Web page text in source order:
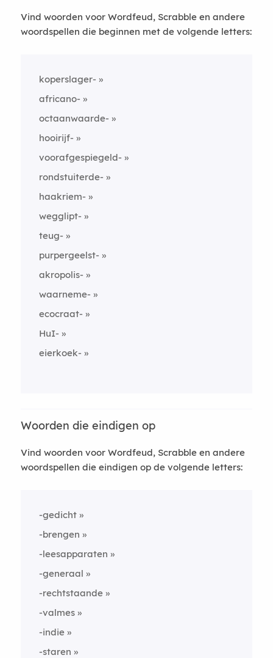
Vind woorden voor Wordfeud, Scrabble en andere
woordspellen die beginnen met de volgende letters:
koperslager-
africano-
octaanwaarde-
hooirijf-
voorafgespiegeld-
rondstuiterde-
haakriem-
wegglipt-
teug-
purpergeelst-
akropolis-
waarneme-
ecocraat-
HuI-
eierkoek-
Woorden die eindigen op
Vind woorden voor Wordfeud, Scrabble en andere
woordspellen die eindigen op de volgende letters:
-gedicht
-brengen
-leesapparaten
-generaal
-rechtstaande
-valmes
-indie
-staren